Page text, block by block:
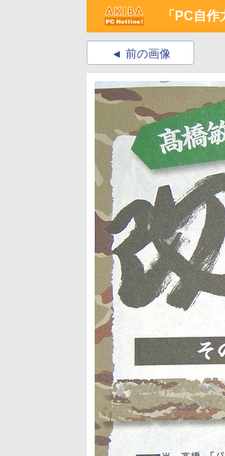
「PC自
前の画像